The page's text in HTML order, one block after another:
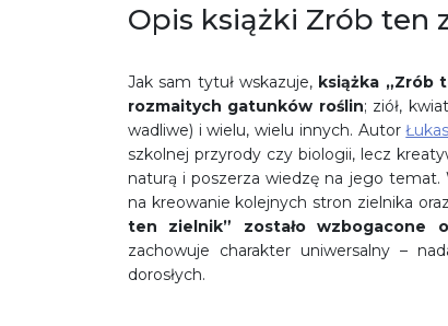
Opis książki Zrób ten
Jak sam tytuł wskazuje, książka „Zrób
rozmaitych gatunków roślin; ziół,
wadliwe) i wielu, wielu innych. Autor
szkolnej przyrody czy biologii, lecz
naturą i poszerza wiedzę na jego temat.
na kreowanie kolejnych stron zielnika
ten zielnik” zostało wzbogacone
zachowuje charakter uniwersalny –
dorosłych.